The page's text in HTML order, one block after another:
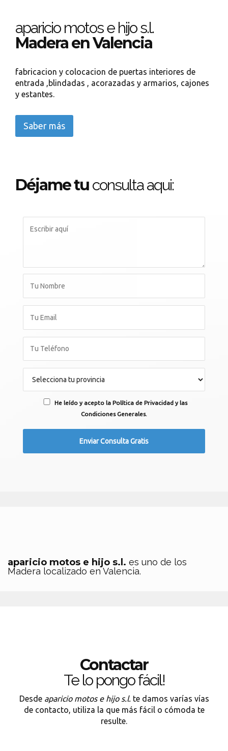
aparicio motos e hijo s.l.
Madera en Valencia
fabricacion y colocacion de puertas interiores de
entrada ,blindadas , acorazadas y armarios, cajones
y estantes.
Saber más
Déjame tu consulta aqui:
He leído y acepto la Política de Privacidad y las
Condiciones Generales.
aparicio motos e hijo s.l. es uno de los
Madera localizado en Valencia.
Contactar
Te lo pongo fácil!
Desde aparicio motos e hijo s.l.te damos varías vías
de contacto, utiliza la que más fácil o cómoda te
resulte.